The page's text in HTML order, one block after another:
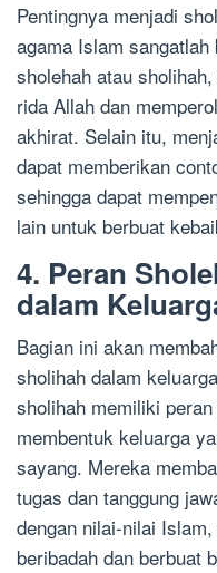
Pentingnya menjadi
agama Islam sangatlah
sholehah atau
rida Allah dan
akhirat. Selain itu,
dapat memberikan
sehingga dapat
lain untuk berbuat
4. Peran
dalam
Bagian ini akan
sholihah dalam
sholihah memiliki
membentuk keluarga
sayang. Mereka
tugas dan tanggung
dengan nilai-nilai
beribadah dan berbuat